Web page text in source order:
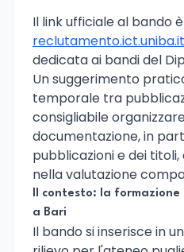
Il link ufficiale al bando
reclutamento.ict.uniba.it
dedicata ai bandi del
Un suggerimento
temporale tra
consigliabile
documentazione, in
pubblicazioni e dei
nella valutazione
Il contesto: la
a Bari
Il bando si inserisce in